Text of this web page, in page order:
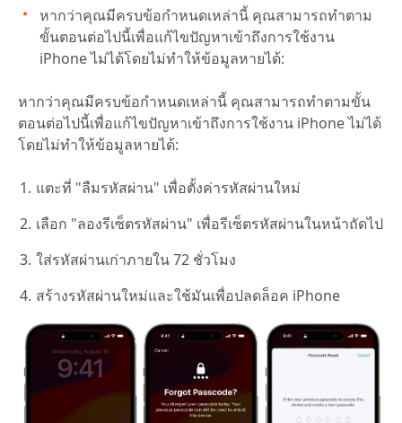
หากว่าคุณมีครบข้อกำหนดเหล่านี้ คุณสามารถทำตาม
ขั้นตอนต่อไปนี้เพื่อแก้ไขปัญหาเข้าถึงการใช้งาน
iPhone ไม่ได้โดยไม่ทำให้ข้อมูลหายได้:
หากว่าคุณมีครบข้อกำหนดเหล่านี้ คุณสามารถทำตามขั้น
ตอนต่อไปนี้เพื่อแก้ไขปัญหาเข้าถึงการใช้งาน iPhone ไม่ได้
โดยไม่ทำให้ข้อมูลหายได้:
แตะที่ "ลืมรหัสผ่าน" เพื่อตั้งค่ารหัสผ่านใหม่
เลือก "ลองรีเซ็ตรหัสผ่าน" เพื่อรีเซ็ตรหัสผ่านในหน้าถัดไป
ใส่รหัสผ่านเก่าภายใน 72 ชั่วโมง
สร้างรหัสผ่านใหม่และใช้มันเพื่อปลดล็อค iPhone